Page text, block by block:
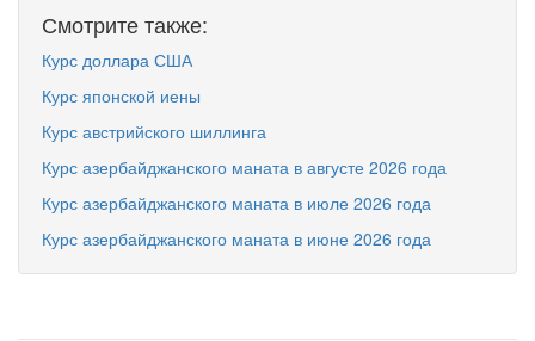
Смотрите также:
Курс доллара США
Курс японской иены
Курс австрийского шиллинга
Курс азербайджанского маната в августе 2026 года
Курс азербайджанского маната в июле 2026 года
Курс азербайджанского маната в июне 2026 года